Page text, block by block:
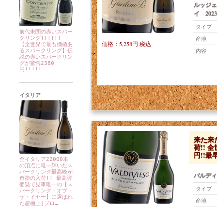
前代未聞の赤いスパー
クリング!!!!!!
【全世界で最も価値あ
るスパークリング】伝
説の赤いスパークリン
グが驚愕2380
円!!!!!
イタリア
全イタリア22000本
の頂点に唯一輝いたス
パークリング最高峰が
奇跡の入荷!! 最高評
価誌で見事唯一の【ス
パークリング・オブ・
ザ・イヤー】に選ばれ
た超極上[プロ…
ルッジ
イ 2023
タイプ
産地
内容
価格：5,258円 税込
来た来
荷!! 全
円!!最
バルデ
タイプ
産地